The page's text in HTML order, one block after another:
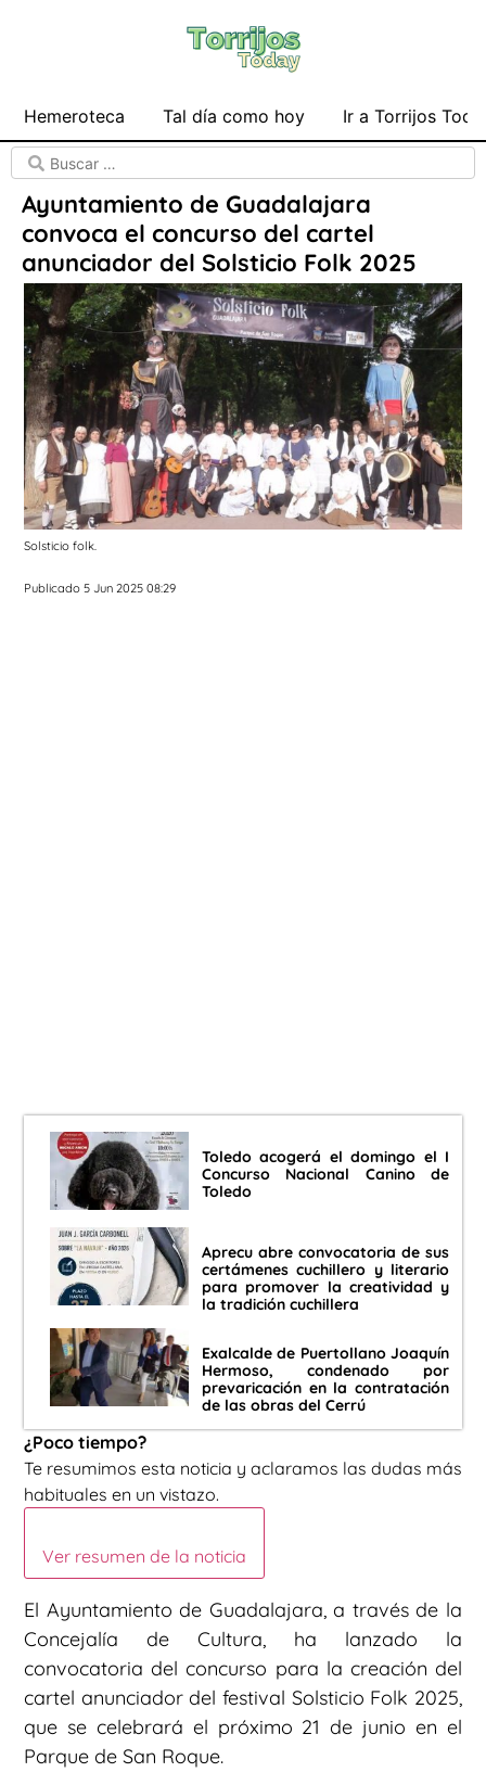
Hemeroteca Tal día como hoy Ir a Torrijos
Ayuntamiento de Guadalajara
convoca el concurso del cartel
anunciador del Solsticio Folk 2025
Solsticio folk.
Publicado 5 Jun 2025 08:29
Toledo acogerá el domingo el I
Concurso Nacional Canino de
Toledo
Aprecu abre convocatoria de sus
certámenes cuchillero y literario
para promover la creatividad y
la tradición cuchillera
Exalcalde de Puertollano Joaquín
Hermoso, condenado por
prevaricación en la contratación
de las obras del Cerrú
¿Poco tiempo?
Te resumimos esta noticia y aclaramos las dudas más
habituales en un vistazo.
Ver resumen de la noticia
El Ayuntamiento de Guadalajara, a través de la
Concejalía de Cultura, ha lanzado la
convocatoria del concurso para la creación del
cartel anunciador del festival Solsticio Folk 2025,
que se celebrará el próximo 21 de junio en el
Parque de San Roque.